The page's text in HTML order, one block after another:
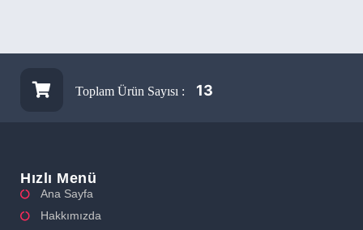
Toplam Ürün Sayısı : 13
Hızlı Menü
Ana Sayfa
Hakkımızda